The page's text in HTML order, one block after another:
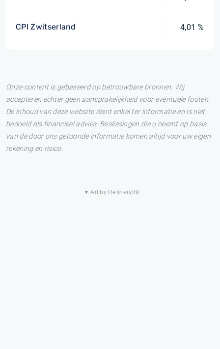
CPI Zwitserland 4,01 %
Onze content is gebaseerd op betrouwbare bronnen. Wij
accepteren echter geen aansprakelijkheid voor eventuele fouten.
De inhoud van deze website dient enkel ter informatie en is niet
bedoeld als financieel advies. Beslissingen die u neemt op basis
van de door ons getoonde informatie komen altijd voor uw eigen
rekening en risico.
▼ Ad by Refinery89